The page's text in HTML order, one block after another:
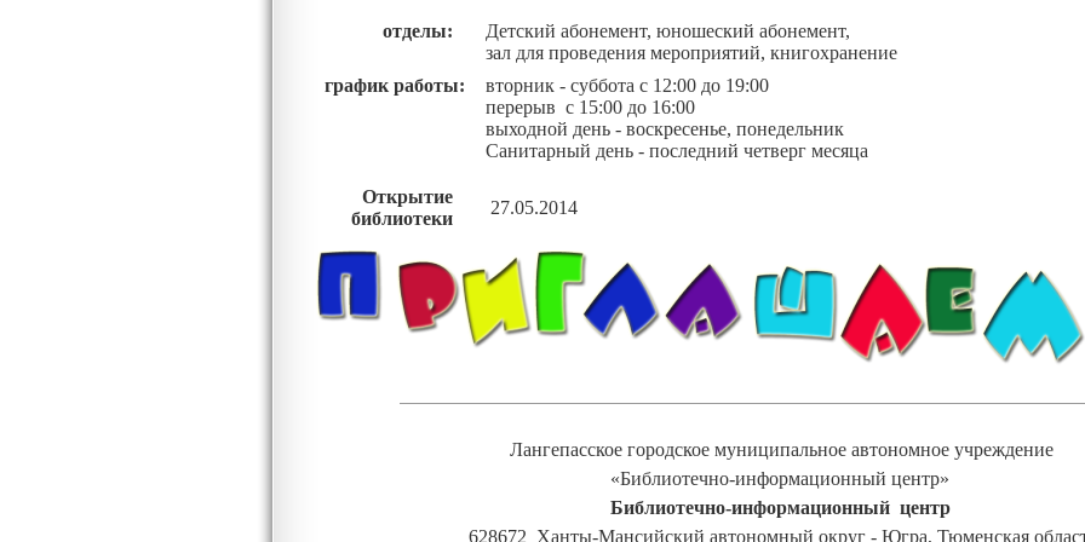
отделы:
Детский абонемент, юношеский абонемент,
зал для проведения мероприятий, книгохранение
график работы:
вторник - суббота с 12:00 до 19:00
перерыв с 15:00 до 16:00
выходной день - воскресенье, понедельник
Санитарный день - последний четверг месяца
Открытие
библиотеки
27.05.2014
Лангепасское городское муниципальное автономное учреждение
«Библиотечно-информационный центр»
Библиотечно-информационный центр
628672 Ханты-Мансийский автономный округ - Югра, Тюменская